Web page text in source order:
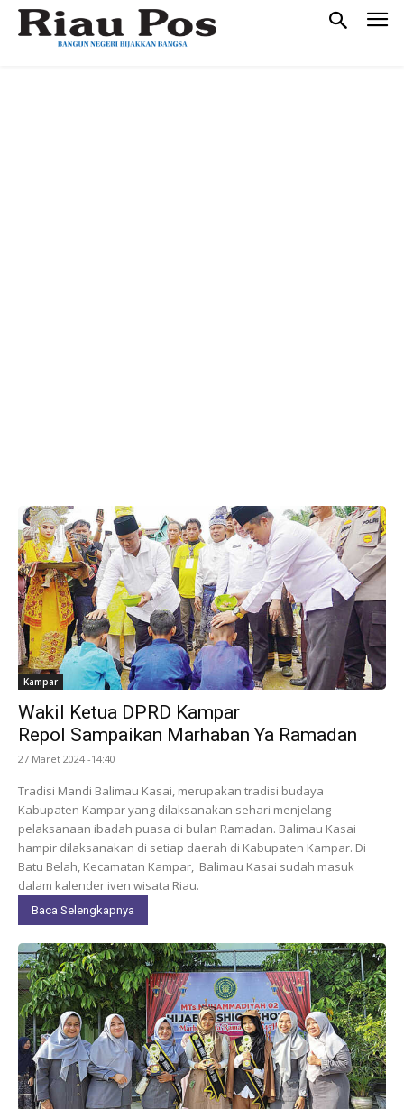
Kampar
Wakil Ketua DPRD Kampar
Repol Sampaikan Marhaban Ya Ramadan
27 Maret 2024 -14:40
Tradisi Mandi Balimau Kasai, merupakan tradisi budaya
Kabupaten Kampar yang dilaksanakan sehari menjelang
pelaksanaan ibadah puasa di bulan Ramadan. Balimau Kasai
hampir dilaksanakan di setiap daerah di Kabupaten Kampar. Di
Batu Belah, Kecamatan Kampar, Balimau Kasai sudah masuk
dalam kalender iven wisata Riau.
Baca Selengkapnya